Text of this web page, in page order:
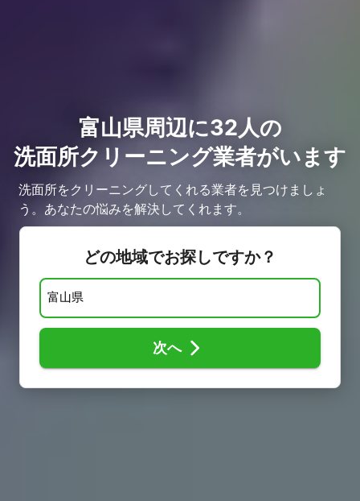
富山県周辺に32人の
洗面所クリーニング業者がいます
洗面所をクリーニングしてくれる業者を見つけましょ
う。あなたの悩みを解決してくれます。
どの地域でお探しですか？
次へ